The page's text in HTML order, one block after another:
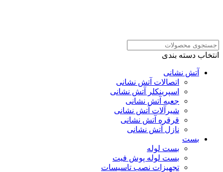
انتخاب دسته بندی
آتش نشانی
اتصالات آتش نشانی
اسپرینکلر آتش نشانی
جعبه آتش نشانی
شیرآلات آتش نشانی
قرقره آتش نشانی
نازل آتش نشانی
بست
بست لوله
بست لوله پوش فیت
تجهیزات نصب تاسیسات